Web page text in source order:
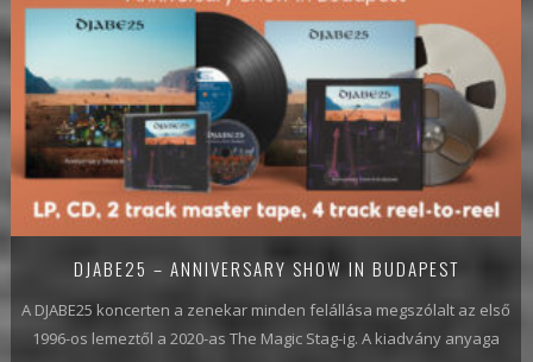
DJABE25 – ANNIVERSARY SHOW IN BUDAPEST
A DJABE25 koncerten a zenekar minden felállása megszólalt az első
1996-os lemeztől a 2020-as The Magic Stag-ig. A kiadvány anyaga